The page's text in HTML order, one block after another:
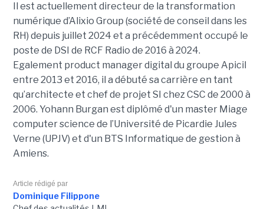
Il est actuellement directeur de la transformation
numérique d’Alixio Group (société de conseil dans les
RH) depuis juillet 2024 et a précédemment occupé le
poste de DSI de RCF Radio de 2016 à 2024.
Egalement product manager digital du groupe Apicil
entre 2013 et 2016, il a débuté sa carrière en tant
qu’architecte et chef de projet SI chez CSC de 2000 à
2006. Yohann Burgan est diplômé d'un master Miage
computer science de l’Université de Picardie Jules
Verne (UPJV) et d'un BTS Informatique de gestion à
Amiens.
Article rédigé par
Dominique Filippone